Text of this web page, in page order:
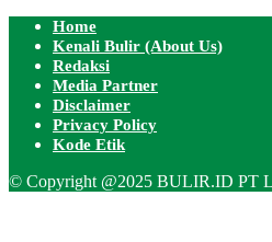
Home
Kenali Bulir (About Us)
Redaksi
Media Partner
Disclaimer
Privacy Policy
Kode Etik
© Copyright @2025 BULIR.ID PT